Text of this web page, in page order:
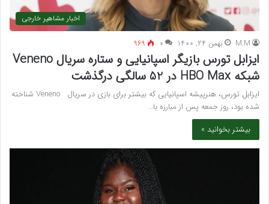
اخبار مشاهیر خارجی
M.M بهمن 24, 1400 ۰ 969
ایزابل تورس بازیگر اسپانیایی و ستاره سریال Veneno
شبکه HBO Max در 52 سالگی درگذشت
ایزابل تورس، هنرپیشه اسپانیایی که بیشتر برای بازی در سریال Veneno شناخته
شده بود، روز جمعه پس از مبارزه با…
بیشتر بخوانید »